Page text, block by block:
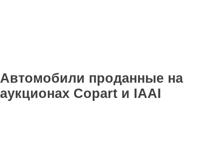
Автомобили проданные на
аукционах Copart и IAAI